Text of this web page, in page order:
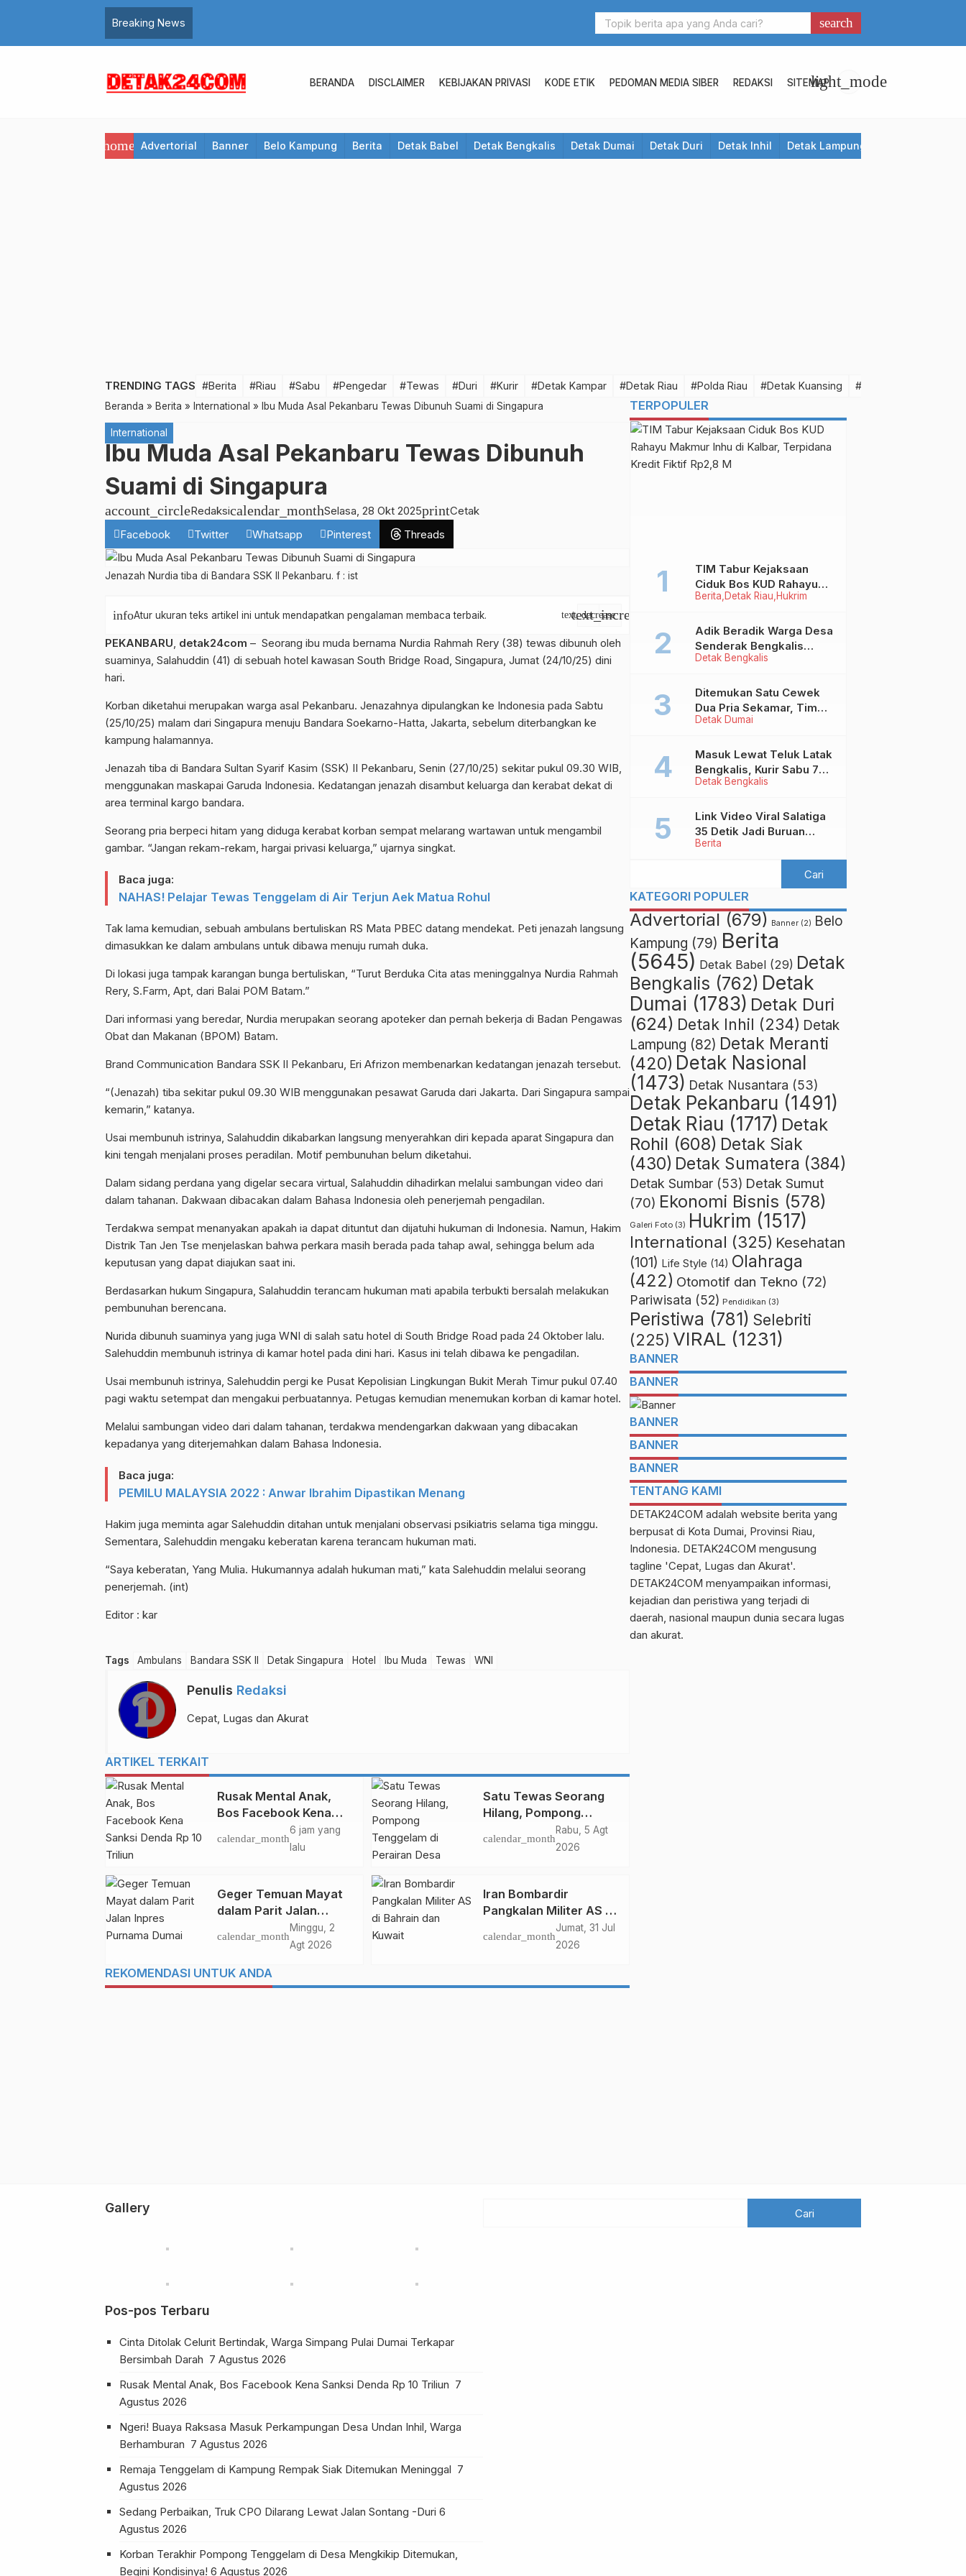
Breaking News search
BERANDA DISCLAIMER KEBIJAKAN PRIVASI KODE ETIK PEDOMAN MEDIA SIBER REDAKSI SITEMAPlight_mode
home Advertorial Banner Belo Kampung Berita Detak Babel Detak Bengkalis Detak Dumai Detak Duri Detak Inhil Detak Lampung
TRENDING TAGS #Berita #Riau #Sabu #Pengedar #Tewas #Duri #Kurir #Detak Kampar #Detak Riau #Polda Riau #Detak Kuansing #Detak Pelalawan
Beranda » Berita » International » Ibu Muda Asal Pekanbaru Tewas Dibunuh Suami di Singapura
International
Ibu Muda Asal Pekanbaru Tewas Dibunuh
Suami di Singapura
account_circleRedaksicalendar_monthSelasa, 28 Okt 2025printCetak
Facebook
Twitter Whatsapp Pinterest Threads
Jenazah Nurdia tiba di Bandara SSK II Pekanbaru. f : ist
infoAtur ukuran teks artikel ini untuk mendapatkan pengalaman membaca terbaik. text_decrease
text_increase
PEKANBARU, detak24com – Seorang ibu muda bernama Nurdia Rahmah Rery (38) tewas dibunuh oleh
suaminya, Salahuddin (41) di sebuah hotel kawasan South Bridge Road, Singapura, Jumat (24/10/25) dini
hari.
Korban diketahui merupakan warga asal Pekanbaru. Jenazahnya dipulangkan ke Indonesia pada Sabtu
(25/10/25) malam dari Singapura menuju Bandara Soekarno-Hatta, Jakarta, sebelum diterbangkan ke
kampung halamannya.
Jenazah tiba di Bandara Sultan Syarif Kasim (SSK) II Pekanbaru, Senin (27/10/25) sekitar pukul 09.30 WIB,
menggunakan maskapai Garuda Indonesia. Kedatangan jenazah disambut keluarga dan kerabat dekat di
area terminal kargo bandara.
Seorang pria berpeci hitam yang diduga kerabat korban sempat melarang wartawan untuk mengambil
gambar. “Jangan rekam-rekam, hargai privasi keluarga,” ujarnya singkat.
Baca juga:
NAHAS! Pelajar Tewas Tenggelam di Air Terjun Aek Matua Rohul
Tak lama kemudian, sebuah ambulans bertuliskan RS Mata PBEC datang mendekat. Peti jenazah langsung
dimasukkan ke dalam ambulans untuk dibawa menuju rumah duka.
Di lokasi juga tampak karangan bunga bertuliskan, “Turut Berduka Cita atas meninggalnya Nurdia Rahmah
Rery, S.Farm, Apt, dari Balai POM Batam.”
Dari informasi yang beredar, Nurdia merupakan seorang apoteker dan pernah bekerja di Badan Pengawas
Obat dan Makanan (BPOM) Batam.
Brand Communication Bandara SSK II Pekanbaru, Eri Afrizon membenarkan kedatangan jenazah tersebut.
“(Jenazah) tiba sekitar pukul 09.30 WIB menggunakan pesawat Garuda dari Jakarta. Dari Singapura sampai
kemarin,” katanya.
Usai membunuh istrinya, Salahuddin dikabarkan langsung menyerahkan diri kepada aparat Singapura dan
kini tengah menjalani proses peradilan. Motif pembunuhan belum diketahui.
Dalam sidang perdana yang digelar secara virtual, Salahuddin dihadirkan melalui sambungan video dari
dalam tahanan. Dakwaan dibacakan dalam Bahasa Indonesia oleh penerjemah pengadilan.
Terdakwa sempat menanyakan apakah ia dapat dituntut dan dijatuhi hukuman di Indonesia. Namun, Hakim
Distrik Tan Jen Tse menjelaskan bahwa perkara masih berada pada tahap awal, sehingga belum ada
keputusan yang dapat diajukan saat ini.
Berdasarkan hukum Singapura, Salahuddin terancam hukuman mati apabila terbukti bersalah melakukan
pembunuhan berencana.
Nurida dibunuh suaminya yang juga WNI di salah satu hotel di South Bridge Road pada 24 Oktober lalu.
Salehuddin membunuh istrinya di kamar hotel pada dini hari. Kasus ini telah dibawa ke pengadilan.
Usai membunuh istrinya, Salehuddin pergi ke Pusat Kepolisian Lingkungan Bukit Merah Timur pukul 07.40
pagi waktu setempat dan mengakui perbuatannya. Petugas kemudian menemukan korban di kamar hotel.
Melalui sambungan video dari dalam tahanan, terdakwa mendengarkan dakwaan yang dibacakan
kepadanya yang diterjemahkan dalam Bahasa Indonesia.
Baca juga:
PEMILU MALAYSIA 2022 : Anwar Ibrahim Dipastikan Menang
Hakim juga meminta agar Salehuddin ditahan untuk menjalani observasi psikiatris selama tiga minggu.
Sementara, Salehuddin mengaku keberatan karena terancam hukuman mati.
“Saya keberatan, Yang Mulia. Hukumannya adalah hukuman mati,” kata Salehuddin melalui seorang
penerjemah. (int)
Editor : kar
Tags Ambulans Bandara SSK II Detak Singapura Hotel Ibu Muda Tewas WNI
Penulis Redaksi
Cepat, Lugas dan Akurat
ARTIKEL TERKAIT
Rusak Mental Anak,
Bos Facebook Kena
Sanksi Denda Rp 10
Triliun
calendar_month
6 jam yang
lalu
Satu Tewas Seorang
Hilang, Pompong
Tenggelam di Perairan
Desa Mengkikip
calendar_month
Rabu, 5 Agt
2026
Geger Temuan Mayat
dalam Parit Jalan
Inpres Purnama Dumai
calendar_month
Minggu, 2
Agt 2026
Iran Bombardir
Pangkalan Militer AS di
Bahrain dan Kuwait
calendar_month
Jumat, 31 Jul
2026
REKOMENDASI UNTUK ANDA
TERPOPULER
Berita Detak Riau Hukrim
TIM Tabur Kejaksaan
Ciduk Bos KUD Rahayu
Makmur Inhu di Kalbar,
Rp2,8 M
Detak Bengkalis
Adik Beradik Warga Desa
Senderak Bengkalis
‘Ditendang’ ke Malaysia,
Detak Dumai
Ditemukan Satu Cewek
Dua Pria Sekamar, Tim
Yustisi Dumai Garuk
Mesum
Detak Bengkalis
Masuk Lewat Teluk Latak
Bengkalis, Kurir Sabu 7
Kilo Diringkus di
Berita
Link Video Viral Salatiga
35 Detik Jadi Buruan
Netizen
KATEGORI POPULER
Advertorial (679) Banner (2) Belo
Kampung (79) Berita
(5645) Detak Babel (29) Detak
Bengkalis (762) Detak
Dumai (1783) Detak Duri
(624) Detak Inhil (234) Detak
Lampung (82) Detak Meranti
(420) Detak Nasional
(1473) Detak Nusantara (53)
Detak Pekanbaru (1491)
Detak Riau (1717) Detak
Rohil (608) Detak Siak
(430) Detak Sumatera (384)
Detak Sumbar (53) Detak Sumut
(70) Ekonomi Bisnis (578)
Galeri Foto (3) Hukrim (1517)
International (325) Kesehatan
(101) Life Style (14) Olahraga
(422) Otomotif dan Tekno (72)
Pariwisata (52) Pendidikan (3)
Peristiwa (781) Selebriti
(225) VIRAL (1231)
BANNER
BANNER
BANNER
BANNER
BANNER
TENTANG KAMI
DETAK24COM adalah website berita yang
berpusat di Kota Dumai, Provinsi Riau,
Indonesia. DETAK24COM mengusung
tagline 'Cepat, Lugas dan Akurat'.
DETAK24COM menyampaikan informasi,
kejadian dan peristiwa yang terjadi di
daerah, nasional maupun dunia secara lugas
dan akurat.
Gallery
Pos-pos Terbaru
Cinta Ditolak Celurit Bertindak, Warga Simpang Pulai Dumai Terkapar
Bersimbah Darah 7 Agustus 2026
Rusak Mental Anak, Bos Facebook Kena Sanksi Denda Rp 10 Triliun 7
Agustus 2026
Ngeri! Buaya Raksasa Masuk Perkampungan Desa Undan Inhil, Warga
Berhamburan 7 Agustus 2026
Remaja Tenggelam di Kampung Rempak Siak Ditemukan Meninggal 7
Agustus 2026
Sedang Perbaikan, Truk CPO Dilarang Lewat Jalan Sontang -Duri 6
Agustus 2026
Korban Terakhir Pompong Tenggelam di Desa Mengkikip Ditemukan,
Begini Kondisinya! 6 Agustus 2026